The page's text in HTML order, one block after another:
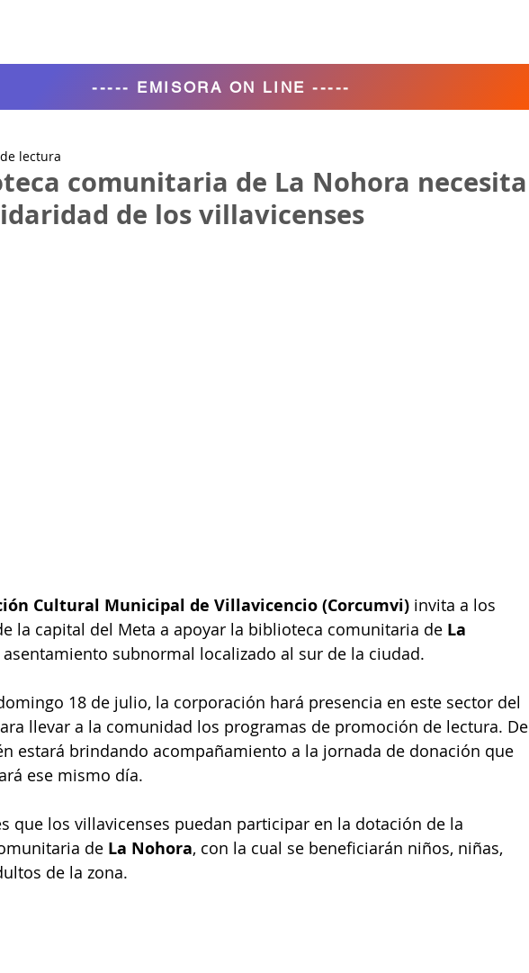
comunitaria de La Nohora necesita
de los villavicenses
lectura
Cultural Municipal de Villavicencio (Corcumvi) invita a los
la capital del Meta a apoyar la biblioteca comunitaria de La
asentamiento subnormal localizado al sur de la ciudad.
18 de julio, la corporación hará presencia en este sector del
llevar a la comunidad los programas de promoción de lectura. De
estará brindando acompañamiento a la jornada de donación que
ese mismo día.
que los villavicenses puedan participar en la dotación de la
de La Nohora, con la cual se beneficiarán niños, niñas,
de la zona.
----- EMISORA ON LINE -----